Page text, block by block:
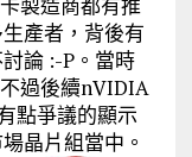
產者，背後有
論 :-P。當時
過後續nVIDIA
點爭議的顯示
晶片組當中。